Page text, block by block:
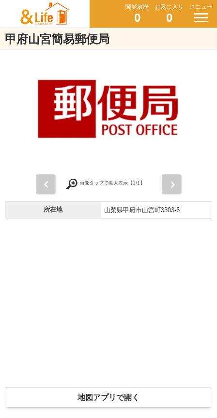
閲覧履歴
0
お気に入り
0
メニュー
甲府山宮簡易郵便局
画像タップで拡大表示【1/1】
所在地 山梨県甲府市山宮町3303-6
地図アプリで開く